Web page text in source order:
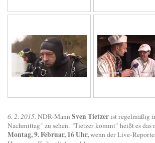
6. 2. 2015. NDR-Mann Sven Tietzerist regelmäßig
Nachmittag" zu sehen. "Tietzer kommt" heißt es das
Montag, 9. Februar, 16 Uhr,wenn der Live-